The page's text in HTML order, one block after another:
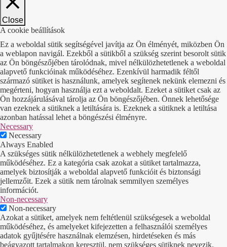
Close
A cookie beállítások
Ez a weboldal sütik segítségével javítja az Ön élményét, miközben Ön
a weblapon navigál. Ezekből a sütikből a szükség szerint besorolt sütik
az Ön böngészőjében tárolódnak, mivel nélkülözhetetlenek a weboldal
alapvető funkcióinak működéséhez. Ezenkívül harmadik féltől
származó sütiket is használunk, amelyek segítenek nekünk elemezni és
megérteni, hogyan használja ezt a weboldalt. Ezeket a sütiket csak az
Ön hozzájárulásával tárolja az Ön böngészőjében. Önnek lehetősége
van ezeknek a sütiknek a letiltására is. Ezeknek a sütiknek a letiltása
azonban hatással lehet a böngészési élményre.
Necessary
Necessary
Always Enabled
A szükséges sütik nélkülözhetetlenek a webhely megfelelő
működéséhez. Ez a kategória csak azokat a sütiket tartalmazza,
amelyek biztosítják a weboldal alapvető funkcióit és biztonsági
jellemzőit. Ezek a sütik nem tárolnak semmilyen személyes
információt.
Non-necessary
Non-necessary
Azokat a sütiket, amelyek nem feltétlenül szükségesek a weboldal
működéséhez, és amelyeket kifejezetten a felhasználói személyes
adatok gyűjtésére használnak elemzésen, hirdetéseken és más
beágyazott tartalmakon keresztül, nem szükséges sütiknek nevezik.